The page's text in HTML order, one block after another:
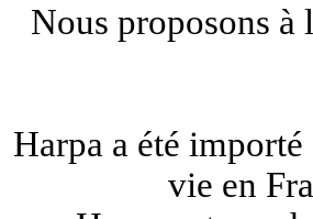
Nous proposons
Harpa a été
vie en